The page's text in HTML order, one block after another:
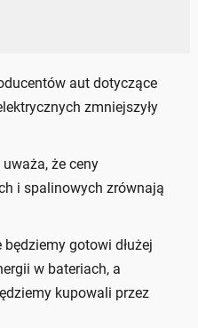
aut dotyczące
zmniejszyły
że ceny
i spalinowych zrównają
gotowi dłużej
w bateriach, a
kupowali przez